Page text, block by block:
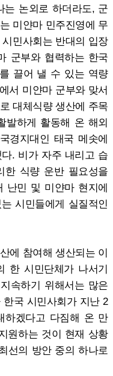
는 논외로 하더라도, 군
미얀마 민주진영에 무
민사회는 반대의 입장
군부와 협력하는 한국
끌어 낼 수 있는 역량
서 미얀마 군부와 맞서
대체식량 생산에 주목
발하게 활동해 온 해외
경지대인 태국 메솟에
. 비가 자주 내리고 습
한 식량 운반 필요성을
난민 및 미얀마 현지에
시민들에게 실질적인
에 참여해 생산되는 이
한 시민단체가 나서기
속하기 위해서는 많은
국 시민사회가 지난 2
하겠다고 다짐해 온 만
원하는 것이 현재 상황
선의 방안 중의 하나로